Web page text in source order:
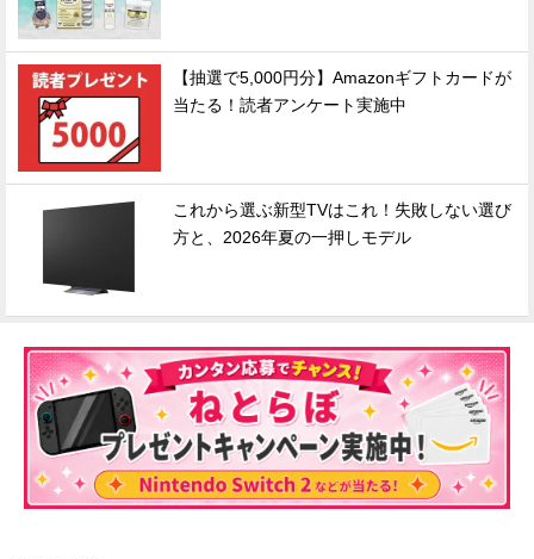
【抽選で5,000円分】Amazonギフトカードが
当たる！読者アンケート実施中
これから選ぶ新型TVはこれ！失敗しない選び
方と、2026年夏の一押しモデル